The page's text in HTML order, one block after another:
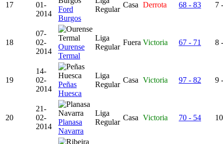
17
01-
2014
Ford
Burgos
Regular
Casa Derrota 68 - 83 7
18
07-
02-
2014
Ourense
Termal
Liga
Regular
Fuera Victoria 67 - 71 8
19
14-
02-
2014
Peñas
Huesca
Liga
Regular
Casa Victoria 97 - 82 9
20
21-
02-
2014
Planasa
Navarra
Liga
Regular
Casa Victoria 70 - 54